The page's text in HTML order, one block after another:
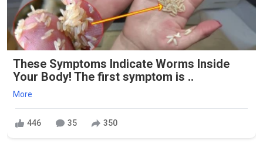
These Symptoms Indicate Worms Inside
Your Body! The first symptom is ..
More
446 35 350